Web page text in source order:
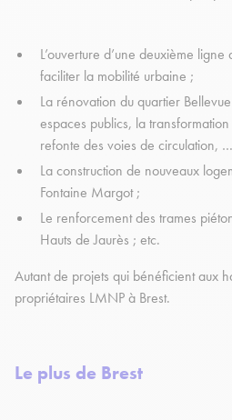
L’ouverture d’une deuxième
faciliter la mobilité urbaine ;
La rénovation du quartier
espaces publics, la
refonte des voies de circulation,
La construction de nouveaux
Fontaine Margot ;
Le renforcement des trames
Hauts de Jaurès ; etc.
Autant de projets qui bénéficient aux
propriétaires LMNP à Brest.
Le plus de Brest